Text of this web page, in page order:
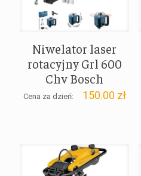
Niwelator laser
rotacyjny Grl 600
Chv Bosch
Cena za dzień: 150.00 zł